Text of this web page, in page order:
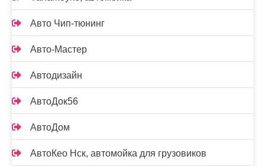
Авто Чип-тюнинг
Авто-Мастер
Автодизайн
АвтоДок56
АвтоДом
АвтоКео Нск, автомойка для грузовиков